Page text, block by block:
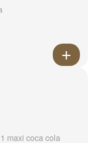
maxi coca cola